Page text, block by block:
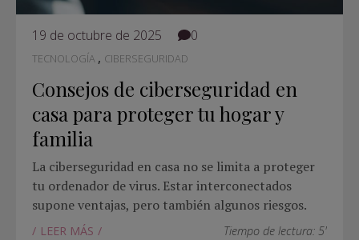
19 de octubre de 2025 0
TECNOLOGÍA , CIBERSEGURIDAD
Consejos de ciberseguridad en
casa para proteger tu hogar y
familia
La ciberseguridad en casa no se limita a proteger
tu ordenador de virus. Estar interconectados
supone ventajas, pero también algunos riesgos.
LEER MÁS Tiempo de lectura: 5'